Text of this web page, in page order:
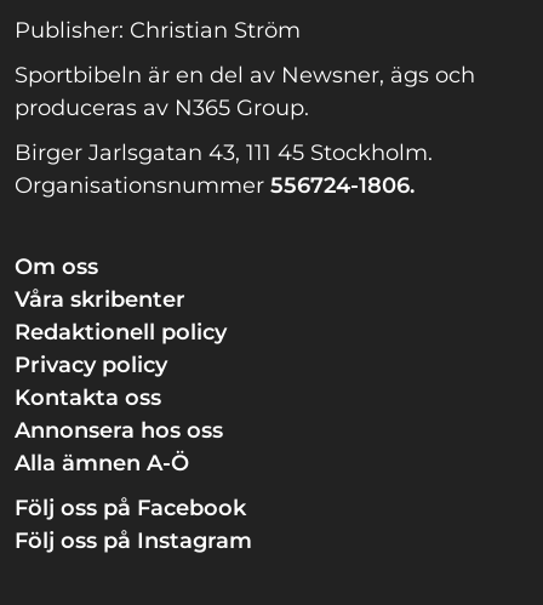
Publisher: Christian Ström
Sportbibeln är en del av Newsner, ägs och
produceras av N365 Group.
Birger Jarlsgatan 43, 111 45 Stockholm.
Organisationsnummer 556724-1806.
Om oss
Våra skribenter
Redaktionell policy
Privacy policy
Kontakta oss
Annonsera hos oss
Alla ämnen A-Ö
Följ oss på Facebook
Följ oss på Instagram